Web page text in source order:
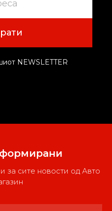
NEWSLETTER
за сите новости од Авто